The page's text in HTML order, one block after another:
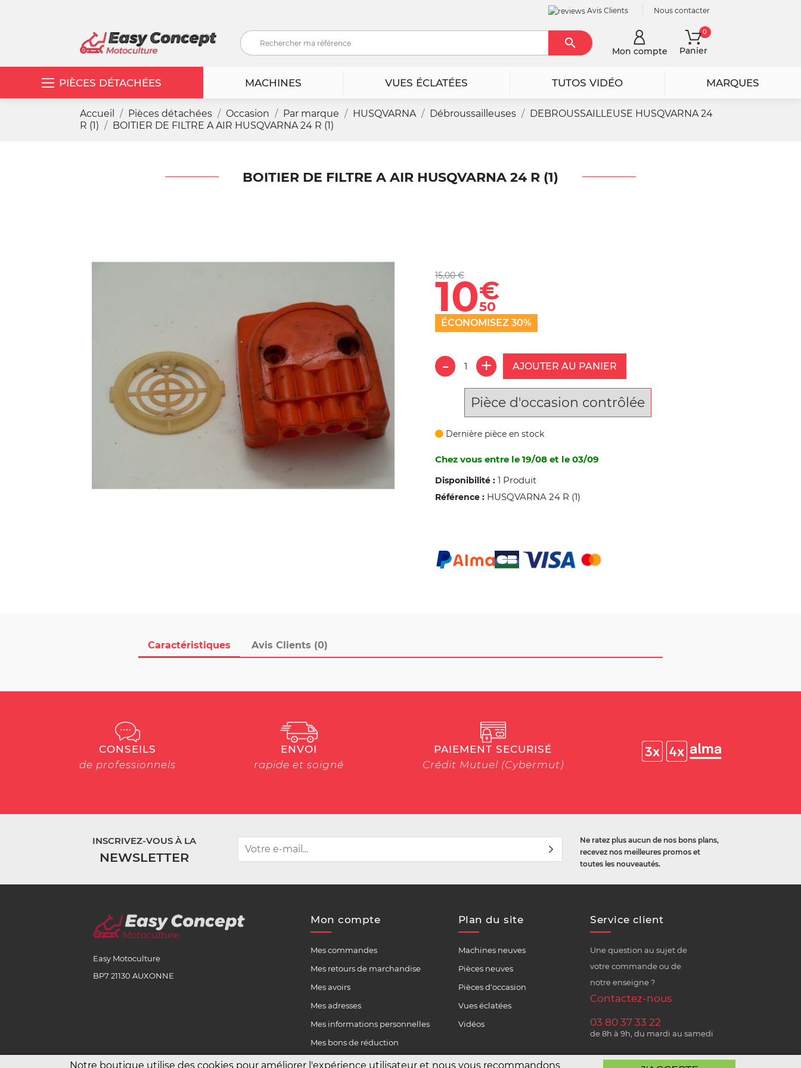
Notre boutique utilise des cookies pour améliorer l'expérience utilisateur et nous vous recommandons
Avis Clients Nous contacter
RechercherMon compte Panier
0
PIÈCES DÉTACHÉES MACHINES VUES ÉCLATÉES TUTOS VIDÉO MARQUES
Accueil Pièces détachées Occasion Par marque HUSQVARNA Débroussailleuses
DEBROUSSAILLEUSE HUSQVARNA 24
R (1)
BOITIER DE FILTRE A AIR HUSQVARNA 24 R (1)
BOITIER DE FILTRE A AIR HUSQVARNA 24 R (1)
Caractéristiques Avis Clients (0)
15,00 €
10€
50
ÉCONOMISEZ 30%
AJOUTER AU PANIER
Pièce d'occasion contrôlée
Dernière pièce en stock
Chez vous entre le 19/08 et le 03/09
Disponibilité : 1 Produit
Référence : HUSQVARNA 24 R (1)
CONSEILS
de professionnels
ENVOI
rapide et soigné
PAIEMENT SECURISÉ
Crédit Mutuel (Cybermut)
INSCRIVEZ-VOUS À LA
NEWSLETTER
Ne ratez plus aucun de nos bons plans,
recevez nos meilleures promos et
toutes les nouveautés.
Easy Motoculture
BP7 21130 AUXONNE
Mon compte
Mes commandes
Mes retours de marchandise
Mes avoirs
Mes adresses
Mes informations personnelles
Mes bons de réduction
Plan du site
Machines neuves
Pièces neuves
Pièces d'occasion
Vues éclatées
Vidéos
Service client
Une question au sujet de
votre commande ou de
notre enseigne ?
Contactez-nous
03 80 37 33 22
de 8h à 9h, du mardi au samedi